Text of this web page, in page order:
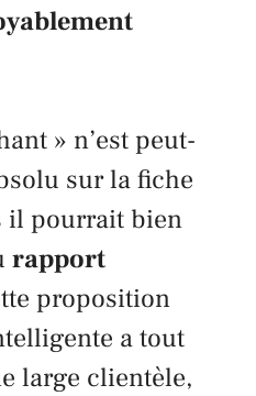
» n’est peut-
sur la fiche
il pourrait bien
rapport
proposition
a tout
large clientèle,